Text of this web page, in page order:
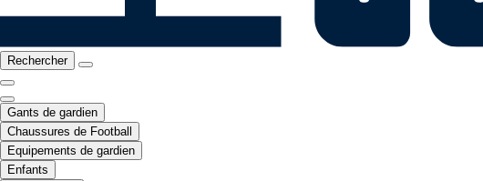
Rechercher
Gants de gardien
Chaussures de Football
Equipements de gardien
Enfants